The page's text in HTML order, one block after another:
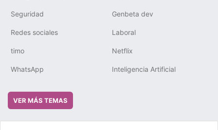
Seguridad Genbeta dev
Redes sociales Laboral
timo Netflix
WhatsApp Inteligencia Artificial
VER MÁS TEMAS